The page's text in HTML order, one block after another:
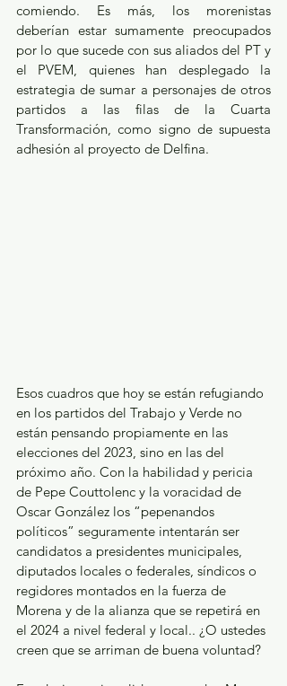
comiendo. Es más, los morenistas
deberían estar sumamente preocupados
por lo que sucede con sus aliados del PT y
el PVEM, quienes han desplegado la
estrategia de sumar a personajes de otros
partidos a las filas de la Cuarta
Transformación, como signo de supuesta
adhesión al proyecto de Delfina.
Esos cuadros que hoy se están refugiando
en los partidos del Trabajo y Verde no
están pensando propiamente en las
elecciones del 2023, sino en las del
próximo año. Con la habilidad y pericia
de Pepe Couttolenc y la voracidad de
Oscar González los “pepenandos
políticos” seguramente intentarán ser
candidatos a presidentes municipales,
diputados locales o federales, síndicos o
regidores montados en la fuerza de
Morena y de la alianza que se repetirá en
el 2024 a nivel federal y local.. ¿O ustedes
creen que se arriman de buena voluntad?